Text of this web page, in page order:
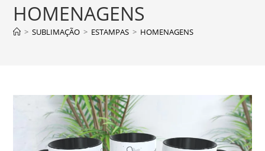
HOMENAGENS
> SUBLIMAÇÃO > ESTAMPAS > HOMENAGENS